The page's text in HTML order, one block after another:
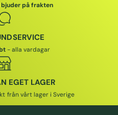
på frakten
- alla vardagar
EGET LAGER
från vårt lager i Sverige